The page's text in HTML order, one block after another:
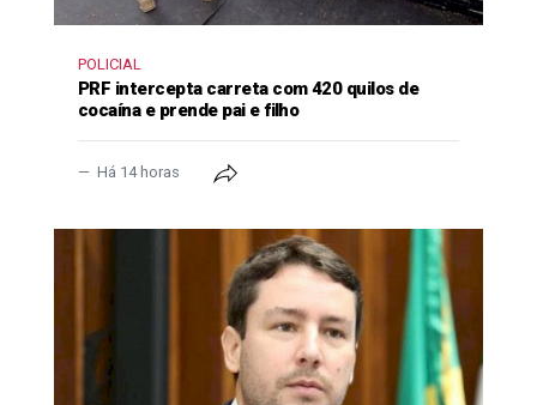
POLICIAL
PRF intercepta carreta com 420 quilos de
cocaína e prende pai e filho
Há 14 horas